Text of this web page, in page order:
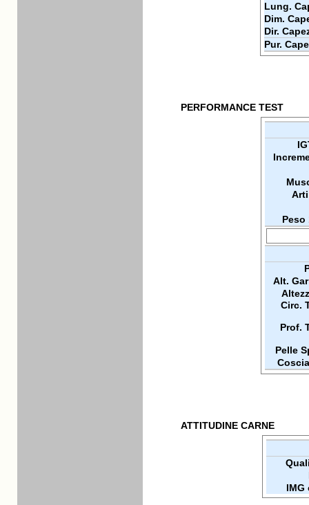
Lung.
Dim.
Dir.
Pur.
PERFORMANCE TEST
Peso
Alt.
Circ.
Prof.
Pelle
ATTITUDINE CARNE
IMG